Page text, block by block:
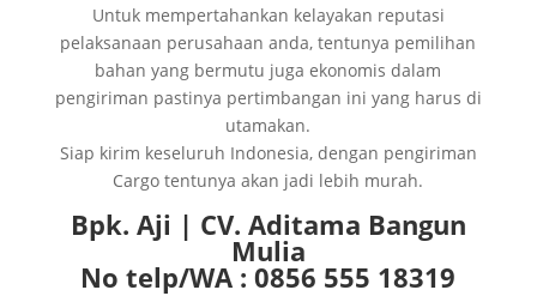
Untuk mempertahankan kelayakan reputasi
pelaksanaan perusahaan anda, tentunya pemilihan
bahan yang bermutu juga ekonomis dalam
pengiriman pastinya pertimbangan ini yang harus di
utamakan.
Siap kirim keseluruh Indonesia, dengan pengiriman
Cargo tentunya akan jadi lebih murah.
Bpk. Aji | CV. Aditama Bangun
Mulia
No telp/WA : 0856 555 18319